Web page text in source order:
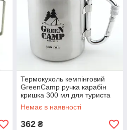
Термокухоль кемпінговий
GreenCamp ручка карабін
кришка 300 мл для туриста
кухоль
Немає в наявності
362 ₴